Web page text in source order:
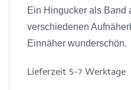
Ein Hingucker als Band
verschiedenen
Einnäher wunderschön.
Lieferzeit 5-7 Werktage